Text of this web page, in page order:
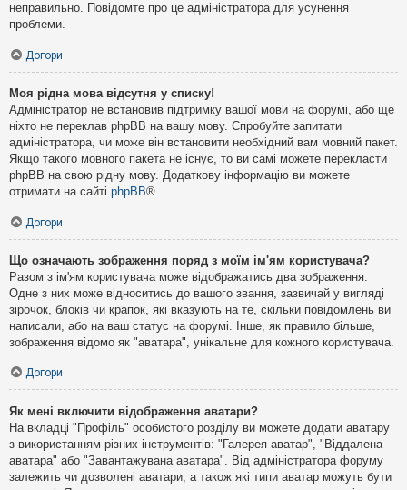
неправильно. Повідомте про це адміністратора для усунення
проблеми.
Догори
Моя рідна мова відсутня у списку!
Адміністратор не встановив підтримку вашої мови на форумі, або ще
ніхто не переклав phpBB на вашу мову. Спробуйте запитати
адміністратора, чи може він встановити необхідний вам мовний пакет.
Якщо такого мовного пакета не існує, то ви самі можете перекласти
phpBB на свою рідну мову. Додаткову інформацію ви можете
отримати на сайті phpBB®.
Догори
Що означають зображення поряд з моїм ім'ям користувача?
Разом з ім'ям користувача може відображатись два зображення.
Одне з них може відноситись до вашого звання, зазвичай у вигляді
зірочок, блоків чи крапок, які вказують на те, скільки повідомлень ви
написали, або на ваш статус на форумі. Інше, як правило більше,
зображення відомо як "аватара", унікальне для кожного користувача.
Догори
Як мені включити відображення аватари?
На вкладці "Профіль" особистого розділу ви можете додати аватару
з використанням різних інструментів: "Галерея аватар", "Віддалена
аватара" або "Завантажувана аватара". Від адміністратора форуму
залежить чи дозволені аватари, а також які типи аватар можуть бути